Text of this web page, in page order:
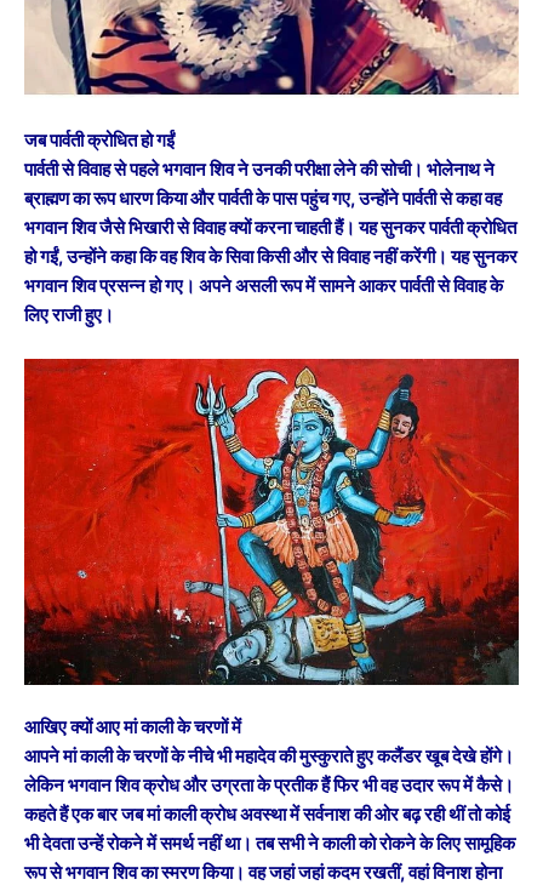
जब पार्वती क्रोधित हो गईं
पार्वती से विवाह से पहले भगवान शिव ने उनकी परीक्षा लेने की सोची। भोलेनाथ ने
ब्राह्मण का रूप धारण किया और पार्वती के पास पहुंच गए, उन्होंने पार्वती से कहा वह
भगवान शिव जैसे भिखारी से विवाह क्यों करना चाहती हैं। यह सुनकर पार्वती क्रोधित
हो गईं, उन्होंने कहा कि वह शिव के सिवा किसी और से विवाह नहीं करेंगी। यह सुनकर
भगवान शिव प्रसन्न हो गए। अपने असली रूप में सामने आकर पार्वती से विवाह के
लिए राजी हुए।
आखिए क्यों आए मां काली के चरणों में
आपने मां काली के चरणों के नीचे भी महादेव की मुस्कुराते हुए कलैंडर खूब देखे होंगे।
लेकिन भगवान शिव क्रोध और उग्रता के प्रतीक हैं फिर भी वह उदार रूप में कैसे।
कहते हैं एक बार जब मां काली क्रोध अवस्था में सर्वनाश की ओर बढ़ रही थीं तो कोई
भी देवता उन्हें रोकने में समर्थ नहीं था। तब सभी ने काली को रोकने के लिए सामूहिक
रूप से भगवान शिव का स्मरण किया। वह जहां जहां कदम रखतीं, वहां विनाश होना